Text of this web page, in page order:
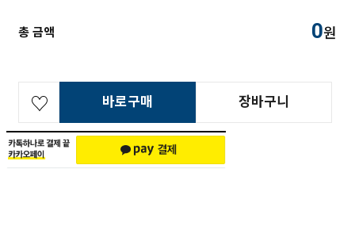
총 금액 0원
바로구매 장바구니